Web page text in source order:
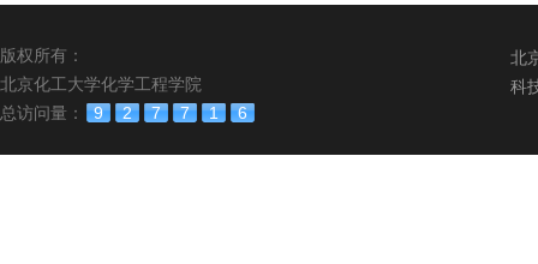
版权所有：
北京化工大学化学工程学院
总访问量：
9 2 7 7 1 6
北
科